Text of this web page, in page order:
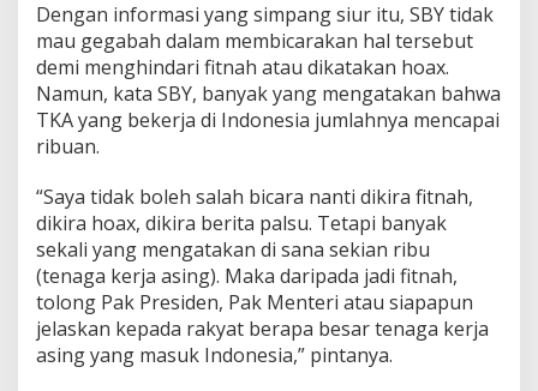
o
n
e
s
i
a
Dengan informasi yang simpang siur itu, SBY tidak
mau gegabah dalam membicarakan hal tersebut
demi menghindari fitnah atau dikatakan hoax.
Namun, kata SBY, banyak yang mengatakan bahwa
TKA yang bekerja di Indonesia jumlahnya mencapai
ribuan.
“Saya tidak boleh salah bicara nanti dikira fitnah,
dikira hoax, dikira berita palsu. Tetapi banyak
sekali yang mengatakan di sana sekian ribu
(tenaga kerja asing). Maka daripada jadi fitnah,
tolong Pak Presiden, Pak Menteri atau siapapun
jelaskan kepada rakyat berapa besar tenaga kerja
asing yang masuk Indonesia,” pintanya.